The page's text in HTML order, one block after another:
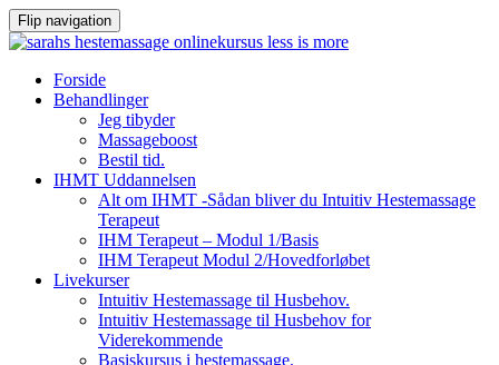
Flip navigation
VidereForside
Behandlinger
Jeg tibyder
Massageboost
Bestil tid.
IHMT Uddannelsen
Alt om IHMT -Sådan bliver du Intuitiv Hestemassage
Terapeut
IHM Terapeut – Modul 1/Basis
IHM Terapeut Modul 2/Hovedforløbet
Livekurser
Intuitiv Hestemassage til Husbehov.
Intuitiv Hestemassage til Husbehov for
Viderekommende
Basiskursus i hestemassage.